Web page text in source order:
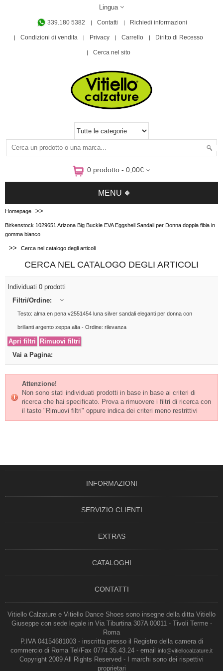
Lingua
339.180 5382 Contatti Richiedi informazioni
Condizioni di vendita Privacy Carrello Diritto di Recesso
Cerca nel sito
0 prodotto - 0,00€
MENU
Homepage >>
Birkenstock 1029651 Arizona Big Buckle EVA Eggshell Sandali per Donna doppia fibia in
gomma bianco
>> Cerca nel catalogo degli articoli
CERCA NEL CATALOGO DEGLI ARTICOLI
Individuati 0 prodotti
Filtri/Ordine:
Testo: alma en pena v2551454 luna silver sandali eleganti per donna con
brillanti argento zeppa alta - Ordine: rilevanza
Vai a Pagina:
Attenzione!
Non sono stati individuati prodotti in base in base ai criteri di
ricerca che hai specificato. Prova a rimuovere i filtri di ricerca con
il tasto "Rimuovi filtri" oppure indica dei criteri meno restrittivi
INFORMAZIONI
SERVIZIO CLIENTI
EXTRAS
CATALOGHI
CONTATTI
Vitiello Calzature e Vitiello Dance Shoes sono insegne della ditta Vitiello
Giuseppe con sede legale in Via Tiburtina 307A 00011 - Tivoli Terme -
Roma
P.IVA 04154681003 - inscritta presso il Registro della camera di
commercio di Roma Tel/Fax 0774 35.43.24 - email
info@vitiellocalzature.it
Copyright 2009 All Rights Reserved - I marchi sono dei rispettivi
proprietari